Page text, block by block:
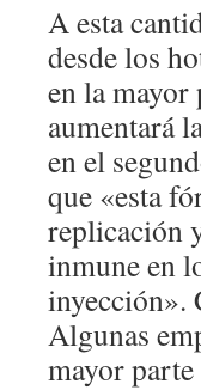
A esta
desde los
en la
aumentará
en el
que «esta
replicación
inmune en
inyección».
Algunas
mayor